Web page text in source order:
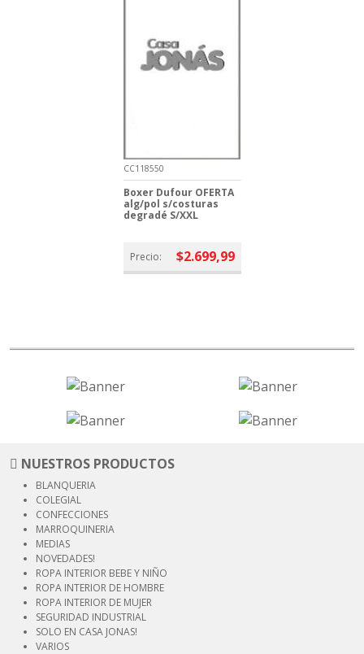
CC118550
Boxer Dufour OFERTA
alg/pol s/costuras
degradé S/XXL
Precio: $2.699,99
NUESTROS PRODUCTOS
BLANQUERIA
COLEGIAL
CONFECCIONES
MARROQUINERIA
MEDIAS
NOVEDADES!
ROPA INTERIOR BEBE Y NIÑO
ROPA INTERIOR DE HOMBRE
ROPA INTERIOR DE MUJER
SEGURIDAD INDUSTRIAL
SOLO EN CASA JONAS!
VARIOS